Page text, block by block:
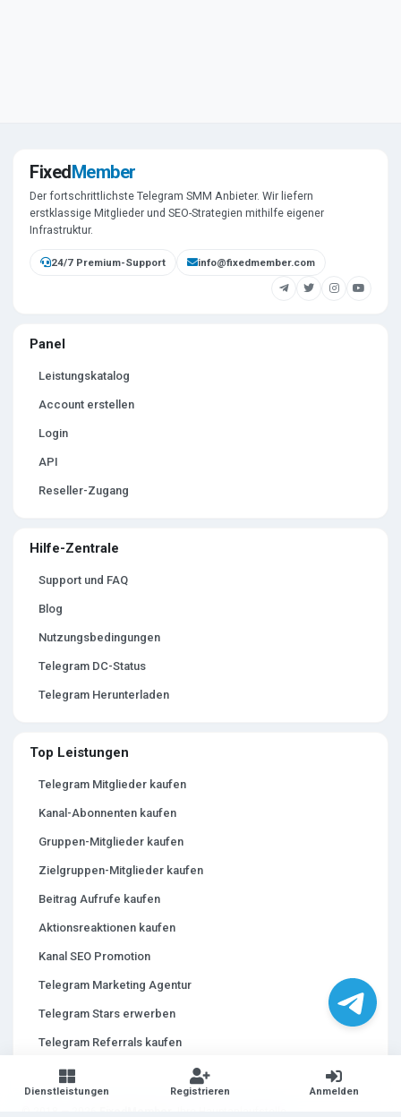
Dienstleistungen Registrieren Anmelden
FixedMember
Der fortschrittlichste Telegram SMM Anbieter. Wir liefern
erstklassige Mitglieder und SEO-Strategien mithilfe eigener
Infrastruktur.
24/7 Premium-Support info@fixedmember.com
Panel
Leistungskatalog
Account erstellen
Login
API
Reseller-Zugang
Hilfe-Zentrale
Support und FAQ
Blog
Nutzungsbedingungen
Telegram DC-Status
Telegram Herunterladen
Top Leistungen
Telegram Mitglieder kaufen
Kanal-Abonnenten kaufen
Gruppen-Mitglieder kaufen
Zielgruppen-Mitglieder kaufen
Beitrag Aufrufe kaufen
Aktionsreaktionen kaufen
Kanal SEO Promotion
Telegram Marketing Agentur
Telegram Stars erwerben
Telegram Referrals kaufen